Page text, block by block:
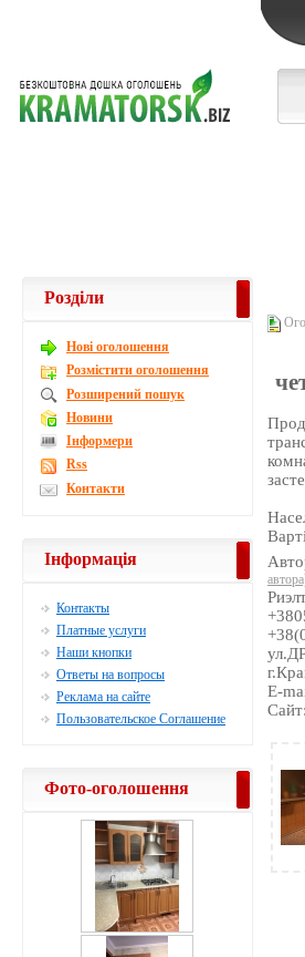
E-
Розділи
Новi оголошення
Розмістити оголошення
Розширений пошук
Новини
Інформери
Rss
Контакти
Інформація
Контакты
Платные услуги
Наши кнопки
Ответы на вопросы
Реклама на сайте
Пользовательское Соглашение
Фото-оголошення